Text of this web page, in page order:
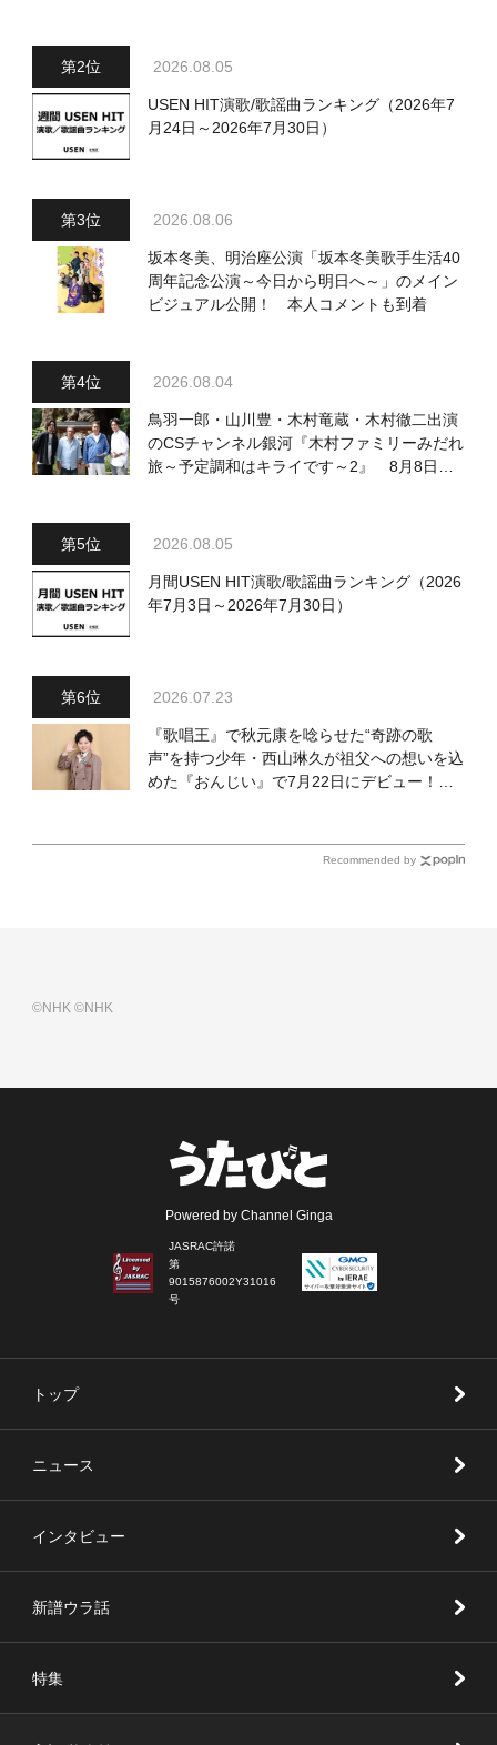
2026.08.05
USEN HIT演歌/歌謡曲ランキング（2026年7
月24日～2026年7月30日）
2026.08.06
坂本冬美、明治座公演「坂本冬美歌手生活40
周年記念公演～今日から明日へ～」のメイン
ビジュアル公開！ 本人コメントも到着
2026.08.04
鳥羽一郎・山川豊・木村竜蔵・木村徹二出演
のCSチャンネル銀河『木村ファミリーみだれ
旅～予定調和はキライです～2』 8月8日
2026.08.05
月間USEN HIT演歌/歌謡曲ランキング（2026
年7月3日～2026年7月30日）
2026.07.23
『歌唱王』で秋元康を唸らせた“奇跡の歌
声”を持つ少年・西山琳久が祖父への想いを込
めた『おんじい』で7月22日にデビュー！
Recommended by
©NHK©NHK
Powered by Channel Ginga
JASRAC許諾
第
9015876002Y31016
号
トップ
ニュース
インタビュー
新譜ウラ話
特集